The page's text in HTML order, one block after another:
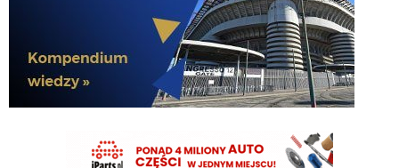
Dajcie spokój z Perisiciem, jeszcze byśmy nim rzygali.